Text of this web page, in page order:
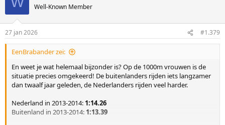
s
:
Well-Known Member
27 jan 2026 #1.379
EenBrabander zei:
En weet je wat helemaal bijzonder is? Op de 1000m vrouwen is de
situatie precies omgekeerd! De buitenlanders rijden iets langzamer
dan twaalf jaar geleden, de Nederlanders rijden veel harder.
Nederland in 2013-2014: 1:14.26
Buitenland in 2013-2014: 1:13.39